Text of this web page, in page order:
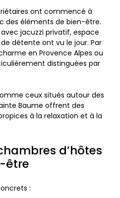
ont commencé à
des éléments de bien-être.
jacuzzi privatif, espace
détente ont vu le jour. Par
en Provence Alpes ou
distinguées par
ceux situés autour des
Baume offrent des
à la relaxation et à la
d’hôtes
être
: